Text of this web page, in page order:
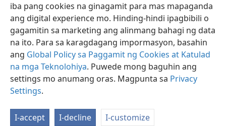
iba pang cookies na ginagamit para mas mapaganda
ang digital experience mo. Hinding-hindi ipagbibili o
gagamitin sa marketing ang alinmang bahagi ng data
na ito. Para sa karagdagang impormasyon, basahin
ang Global Policy sa Paggamit ng Cookies at Katulad
na mga Teknolohiya. Puwede mong baguhin ang
settings mo anumang oras. Magpunta sa Privacy
Settings.
I-accept I-decline I-customize
Tagalog I-share Gusto Mong Setting
Copyright © 2026 Watch Tower Bible and Tract Society of Pennsylvania
Kasunduan sa Paggamit Patakaran sa Privacy
Privacy Settings
JW.ORG
Mag-Log In